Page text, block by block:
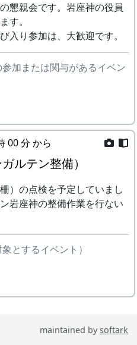
懇親会です。岩座神の役員
す。
入り参加は、大歓迎です。
加または関与があるイベン
00 分 から
ルテン整備）
）の点検を予定していまし
岩座神の整備作業を行ない
とするイベント）
maintained bysoftark